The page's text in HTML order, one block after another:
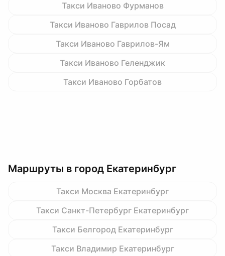
Такси Иваново Фурманов
Такси Иваново Гаврилов Посад
Такси Иваново Гаврилов-Ям
Такси Иваново Геленджик
Такси Иваново Горбатов
Маршруты в город Екатеринбург
Такси Москва Екатеринбург
Такси Санкт-Петербург Екатеринбург
Такси Белгород Екатеринбург
Такси Владимир Екатеринбург